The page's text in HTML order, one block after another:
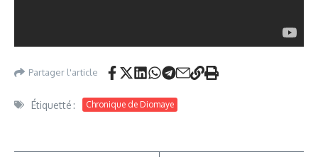
Partager l'article
Étiquetté : Chronique de Diomaye